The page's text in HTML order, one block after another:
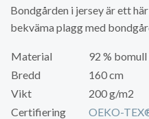
Bondgården i jersey är ett
bekväma plagg med
Material
92 % bomull
Bredd
160 cm
Vikt
200 g/m2
Certifiering
OEKO-